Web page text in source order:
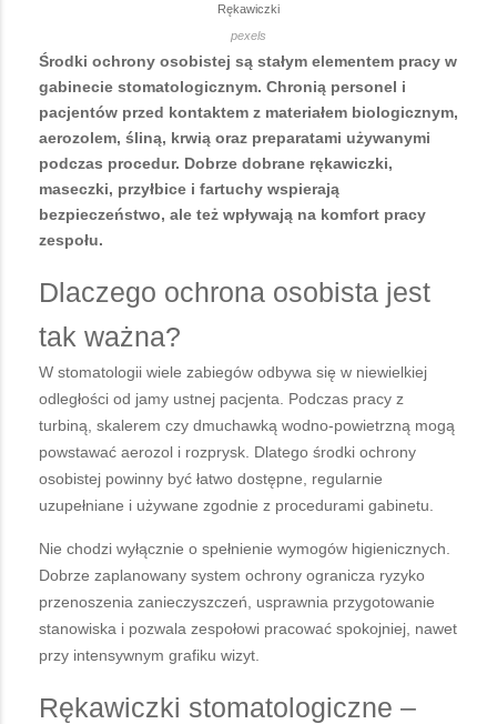
Rękawiczki
pexels
Środki ochrony osobistej są stałym elementem pracy w
gabinecie stomatologicznym. Chronią personel i
pacjentów przed kontaktem z materiałem biologicznym,
aerozolem, śliną, krwią oraz preparatami używanymi
podczas procedur. Dobrze dobrane rękawiczki,
maseczki, przyłbice i fartuchy wspierają
bezpieczeństwo, ale też wpływają na komfort pracy
zespołu.
Dlaczego ochrona osobista jest
tak ważna?
W stomatologii wiele zabiegów odbywa się w niewielkiej
odległości od jamy ustnej pacjenta. Podczas pracy z
turbiną, skalerem czy dmuchawką wodno-powietrzną mogą
powstawać aerozol i rozprysk. Dlatego środki ochrony
osobistej powinny być łatwo dostępne, regularnie
uzupełniane i używane zgodnie z procedurami gabinetu.
Nie chodzi wyłącznie o spełnienie wymogów higienicznych.
Dobrze zaplanowany system ochrony ogranicza ryzyko
przenoszenia zanieczyszczeń, usprawnia przygotowanie
stanowiska i pozwala zespołowi pracować spokojniej, nawet
przy intensywnym grafiku wizyt.
Rękawiczki stomatologiczne –